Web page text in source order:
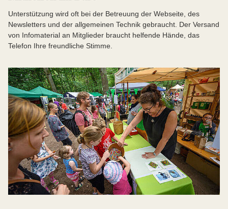
Unterstützung wird oft bei der Betreuung der Webseite, des
Newsletters und der allgemeinen Technik gebraucht. Der Versand
von Infomaterial an Mitglieder braucht helfende Hände, das
Telefon Ihre freundliche Stimme.